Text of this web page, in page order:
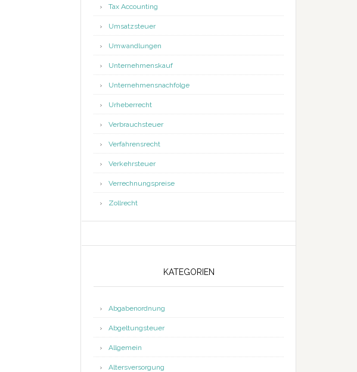
Tax Accounting
Umsatzsteuer
Umwandlungen
Unternehmenskauf
Unternehmensnachfolge
Urheberrecht
Verbrauchsteuer
Verfahrensrecht
Verkehrsteuer
Verrechnungspreise
Zollrecht
KATEGORIEN
Abgabenordnung
Abgeltungsteuer
Allgemein
Altersversorgung